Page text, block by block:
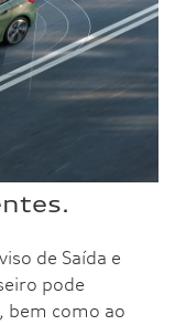
de Saída e
pode
bem como ao